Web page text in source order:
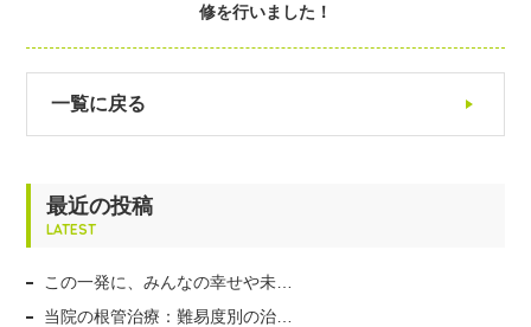
修を行いました！
一覧に戻る
最近の投稿
LATEST
この一発に、みんなの幸せや未…
当院の根管治療：難易度別の治…